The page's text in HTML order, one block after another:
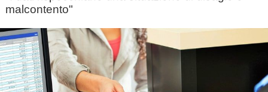
malcontento"